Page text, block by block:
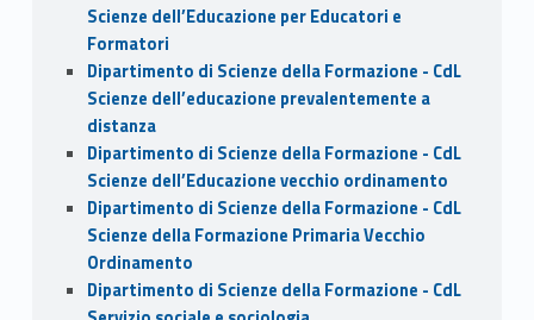
Scienze dell’Educazione per Educatori e
Formatori
Dipartimento di Scienze della Formazione - CdL
Scienze dell’educazione prevalentemente a
distanza
Dipartimento di Scienze della Formazione - CdL
Scienze dell’Educazione vecchio ordinamento
Dipartimento di Scienze della Formazione - CdL
Scienze della Formazione Primaria Vecchio
Ordinamento
Dipartimento di Scienze della Formazione - CdL